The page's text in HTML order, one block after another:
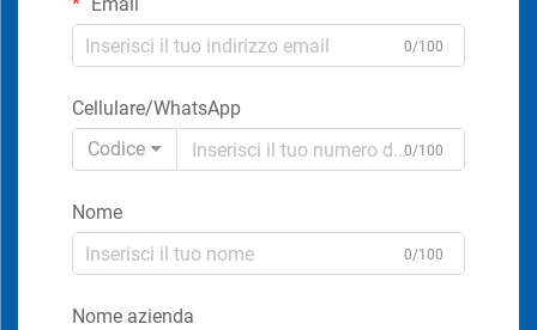
0/100
Cellulare/WhatsApp
Codice
0/100
Nome
0/100
Nome azienda